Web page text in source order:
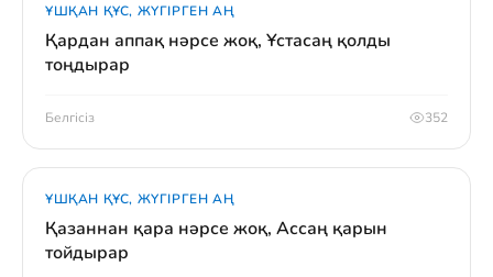
ҰШҚАН ҚҰС, ЖҮГІРГЕН АҢ
Қардан аппақ нәрсе жоқ, Ұстасаң қолды
тоңдырар
Белгісіз 352
ҰШҚАН ҚҰС, ЖҮГІРГЕН АҢ
Қазаннан қара нәрсе жоқ, Ассаң қарын
тойдырар